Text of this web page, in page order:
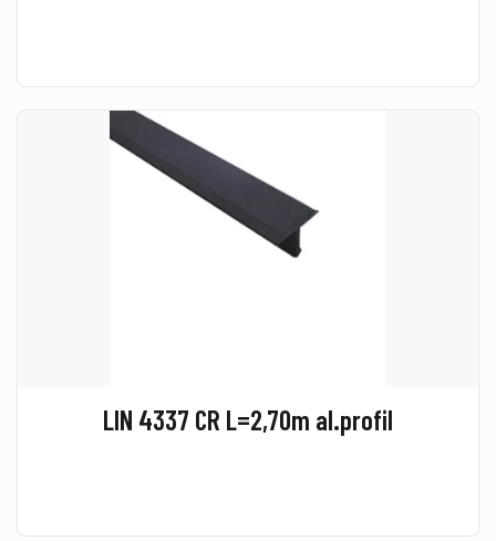
LIN 4337 CR L=2,70m al.profil